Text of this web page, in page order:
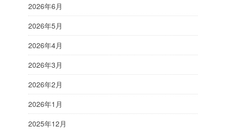
2026年6月
2026年5月
2026年4月
2026年3月
2026年2月
2026年1月
2025年12月